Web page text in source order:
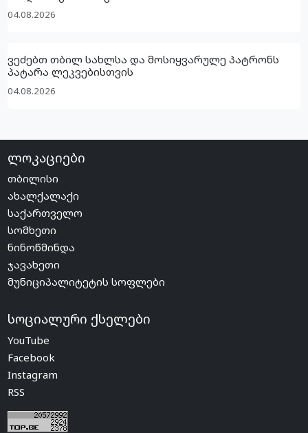
04.08.2026
ვეძებთ თბილ სახლსა და მოსიყვარულე პატრონს
პატარა ლეკვებისთვის
04.08.2026
ლოკაციები
თბილისი
ახალქალაქი
საქართველო
სომხეთი
ნინოწმინდა
ჯავახეთი
მუნიციპალიტეტის სოფლები
სოციალური ქსელები
YouTube
Facebook
Instagram
RSS